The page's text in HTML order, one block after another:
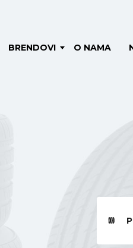
BRENDOVI O NAMA